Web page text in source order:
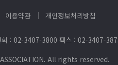
이용약관 개인정보처리방침
화 : 02-3407-3800 팩스 : 02-3407-
All rights reserved.